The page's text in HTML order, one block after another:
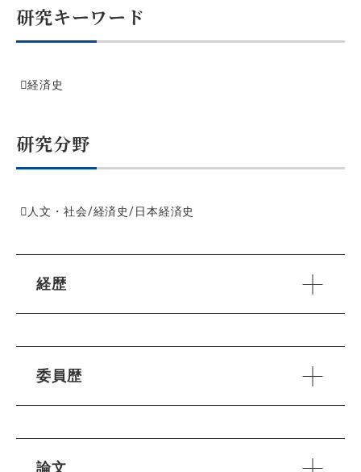
研究キーワード
経済史
研究分野
人文・社会/経済史/日本経済史
経歴
委員歴
論文